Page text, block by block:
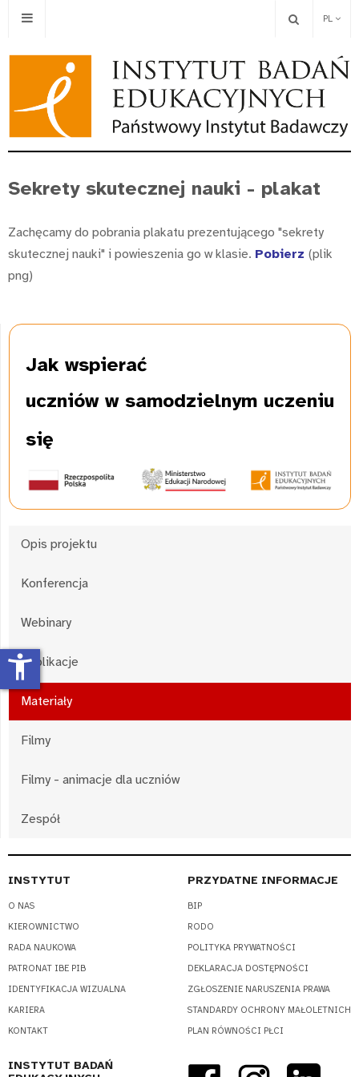
PL
Sekrety skutecznej nauki - plakat
Zachęcamy do pobrania plakatu prezentującego "sekrety
skutecznej nauki" i powieszenia go w klasie. Pobierz (plik
png)
Jak wspierać
uczniów w samodzielnym uczeniu
się
Opis projektu
Konferencja
Webinary
Publikacje
Materiały
Filmy
Filmy - animacje dla uczniów
Zespół
INSTYTUT
O NAS
KIEROWNICTWO
RADA NAUKOWA
PATRONAT IBE PIB
IDENTYFIKACJA WIZUALNA
KARIERA
KONTAKT
PRZYDATNE INFORMACJE
BIP
RODO
POLITYKA PRYWATNOŚCI
DEKLARACJA DOSTĘPNOŚCI
ZGŁOSZENIE NARUSZENIA PRAWA
STANDARDY OCHRONY MAŁOLETNICH
PLAN RÓWNOŚCI PŁCI
INSTYTUT BADAŃ
accessibility_new